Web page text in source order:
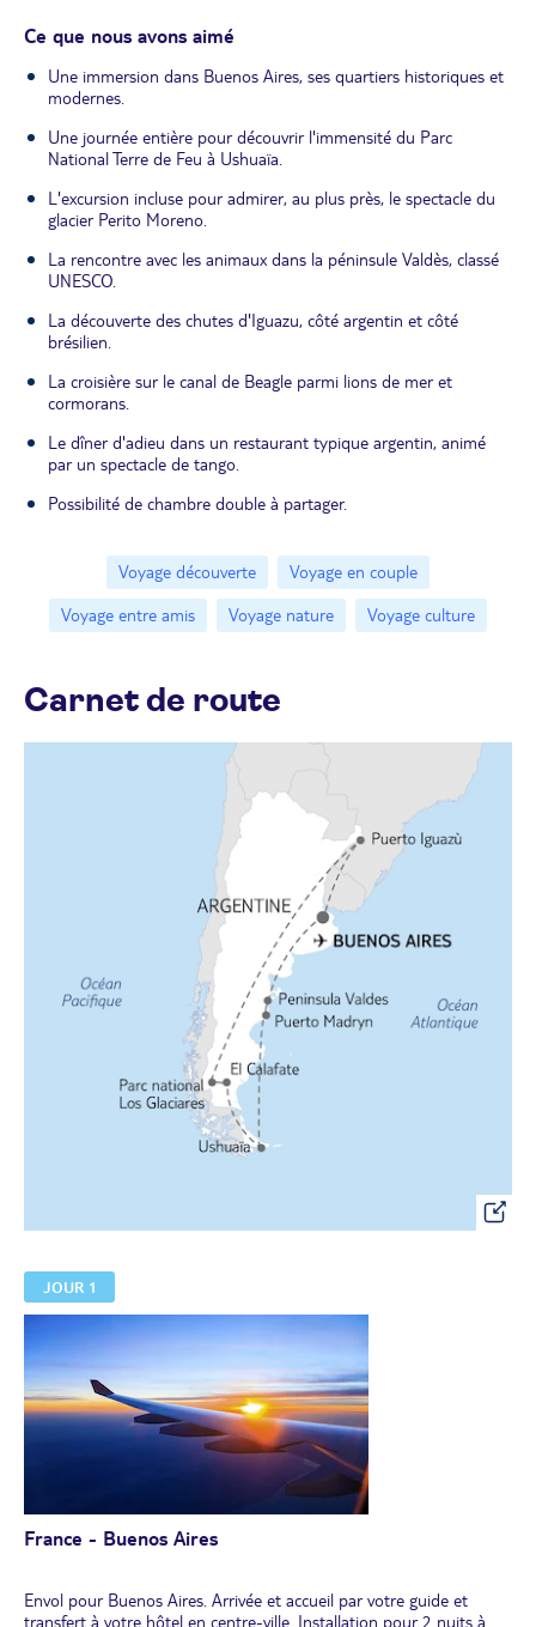
Ce que nous avons aimé
Une immersion dans Buenos Aires, ses quartiers historiques et
modernes.
Une journée entière pour découvrir l'immensité du Parc
National Terre de Feu à Ushuaïa.
L'excursion incluse pour admirer, au plus près, le spectacle du
glacier Perito Moreno.
La rencontre avec les animaux dans la péninsule Valdès, classé
UNESCO.
La découverte des chutes d'Iguazu, côté argentin et côté
brésilien.
La croisière sur le canal de Beagle parmi lions de mer et
cormorans.
Le dîner d'adieu dans un restaurant typique argentin, animé
par un spectacle de tango.
Possibilité de chambre double à partager.
Voyage découverte
Voyage en couple
Voyage entre amis
Voyage nature Voyage culture
Carnet de route
JOUR 1
France - Buenos Aires
Envol pour Buenos Aires. Arrivée et accueil par votre guide et
transfert à votre hôtel en centre-ville. Installation pour 2 nuits à